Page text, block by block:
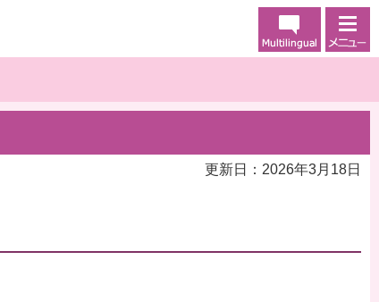
更新日：2026年3月18日